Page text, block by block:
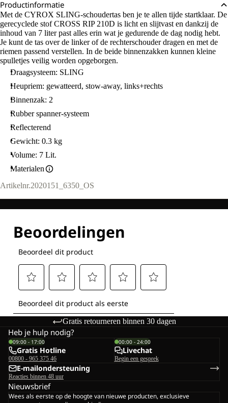
Productinformatie
Met de CYROX SLING-schoudertas ben je te allen tijde startklaar. De
gerecyclede stof CROSS RIP 210D is licht en slijtvast en dankzij de
inhoud van 7 liter past alles erin wat je gedurende de dag nodig hebt.
Je kunt de tas over de linker of de rechterschouder dragen en met de
riemen passend verstellen. In de beide binnenzakken kunnen kleine
spulletjes veilig worden opgeborgen.
Draagsysteem: SLING
Heupriem: gewatteerd, stow-away, links+rechts
Binnenzak: 2
Rubber spanner-systeem
Reflecterend
Gewicht: 0.3 kg
Volume: 7 Lit.
Materialen
Artikelnr.2020151_6350_OS
Gratis retourneren binnen 30 dagen
Heb je hulp nodig?
09:00 - 17:00
Gratis Hotline
00800 - 965 375 46
00:00 - 24:00
Livechat
Begin een gesprek
E-mailondersteuning
Reacties binnen 48 uur
Nieuwsbrief
Wees als eerste op de hoogte van nieuwe producten, exclusieve